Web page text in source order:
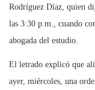
Rodríguez Díaz, quien
las 3:30 p.m., cuando
abogada del estudio.
El letrado explicó que
ayer, miércoles, una